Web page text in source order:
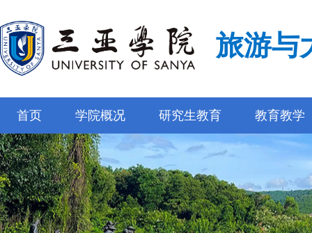
旅游与
首页 学院概况 研究生教育 教育教学